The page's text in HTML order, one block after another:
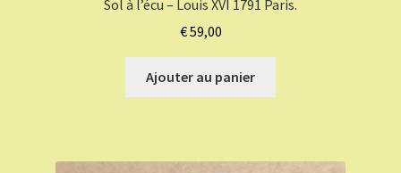
Sol à l’écu – Louis XVI 1791 Paris.
€59,00
Ajouter au panier